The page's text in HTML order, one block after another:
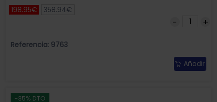
198.95€ 358.94€
Referencia: 9763
Añadir
-35% DTO